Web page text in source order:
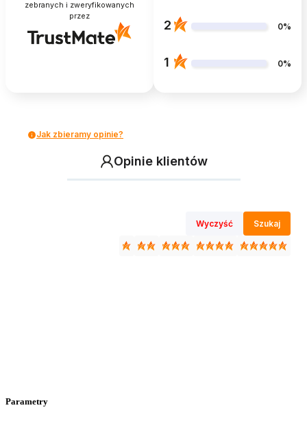
zebranych i zweryfikowanych
przez
2 0%
1 0%
Jak zbieramy opinie?
Opinie klientów
Wyczyść Szukaj
Parametry